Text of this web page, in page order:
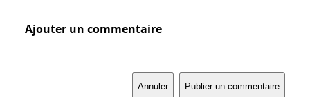
Ajouter un commentaire
Annuler Publier un commentaire